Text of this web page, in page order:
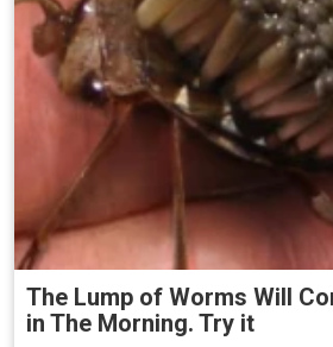
The Lump of Worms Will
in The Morning. Try it